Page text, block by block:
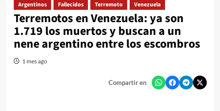
Argentinos Fallecidos Terremoto Venezuela
Terremotos en Venezuela: ya son
1.719 los muertos y buscan a un
nene argentino entre los escombros
1 mes ago
Compartir en